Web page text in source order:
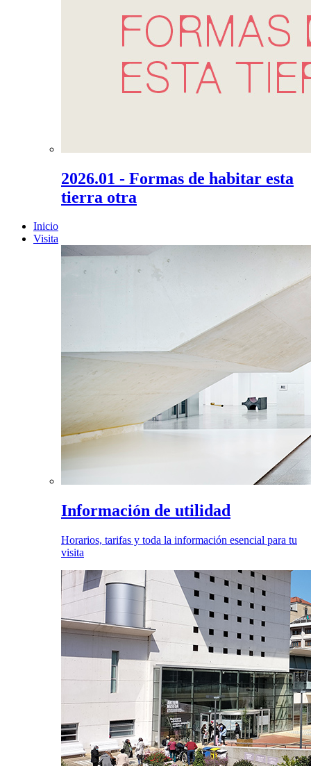
2026.01 - Formas de habitar esta
tierra otra
Inicio
Visita
Información de utilidad
Horarios, tarifas y toda la información esencial para tu
visita